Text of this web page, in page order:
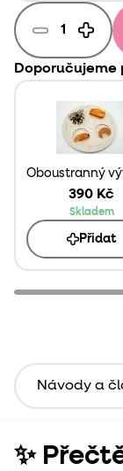
Doporučujeme
390 Kč
Skladem
Přidat
Návody a
✨